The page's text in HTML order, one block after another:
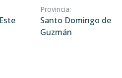
Provincia:
Santo Domingo de
Guzmán